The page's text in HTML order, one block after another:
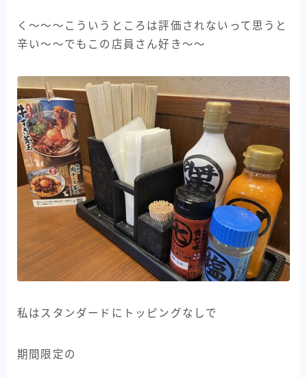
く〜〜〜こういうところは評価されないって思うと
辛い〜〜でもこの店員さん好き〜〜
私はスタンダードにトッピングなしで
期間限定の